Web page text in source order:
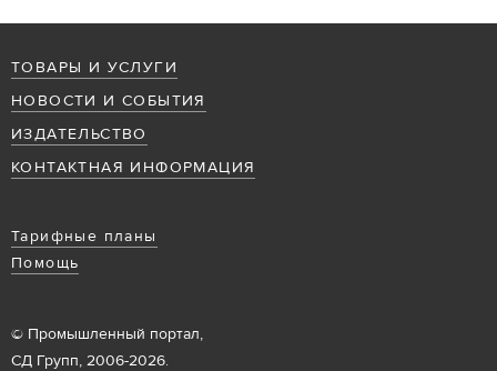
ТОВАРЫ И УСЛУГИ
НОВОСТИ И СОБЫТИЯ
ИЗДАТЕЛЬСТВО
КОНТАКТНАЯ ИНФОРМАЦИЯ
Тарифные планы
Помощь
© Промышленный портал,
СД Групп, 2006-2026.